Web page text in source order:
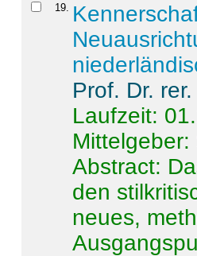
19
Prof. Dr.
Laufzeit:
Abstract:
den
neues,